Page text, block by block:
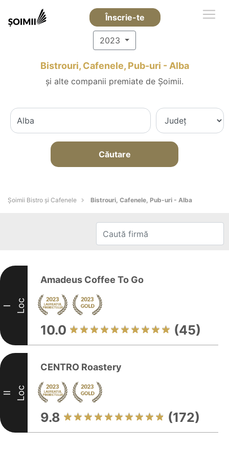
Înscrie-te
2023
Bistrouri, Cafenele, Pub-uri - Alba
și alte companii premiate de Șoimii.
Căutare
Șoimii Bistro și Cafenele Bistrouri, Cafenele, Pub-uri - Alba
I Loc
Amadeus Coffee To Go
10.0 (45)
II Loc
CENTRO Roastery
9.8 (172)